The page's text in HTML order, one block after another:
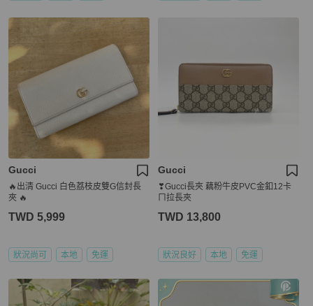
Gucci
🔥出清 Gucci 白色荔枝皮雙G信封長
夾 🔥
TWD 5,999
狀況尚可 本地 免運
Gucci
❣Gucci長夾 藕粉牛皮PVC金釦12卡
ㄇ拉長夾
TWD 13,800
狀況良好 本地 免運